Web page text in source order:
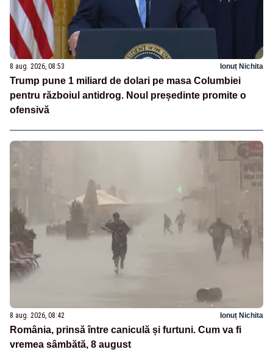
8 aug. 2026, 08:53 Ionuț Nichita
Trump pune 1 miliard de dolari pe masa Columbiei
pentru războiul antidrog. Noul președinte promite o
ofensivă
8 aug. 2026, 08:42 Ionuț Nichita
România, prinsă între caniculă și furtuni. Cum va fi
vremea sâmbătă, 8 august